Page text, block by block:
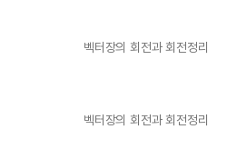
벡터장의 회전과 회전정리
벡터장의 회전과 회전정리